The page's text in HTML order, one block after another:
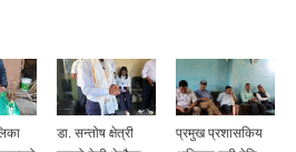
डा. सन्तोष क्षेत्री
प्रमुख प्रशासकिय